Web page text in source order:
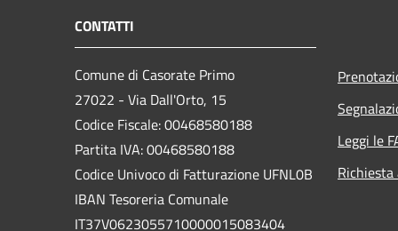
CONTATTI
Comune di Casorate Primo
27022 - Via Dall'Orto, 15
Codice Fiscale: 00468580188
Partita IVA: 00468580188
Codice Univoco di Fatturazione UFNL0B
IBAN Tesoreria Comunale
IT37V0623055710000015083404
Leggi le